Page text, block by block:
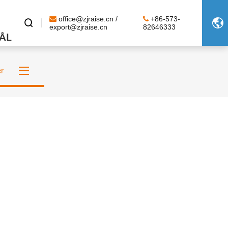

office@zjraise.cn /
export@zjraise.cn
+86-573-
82646333
